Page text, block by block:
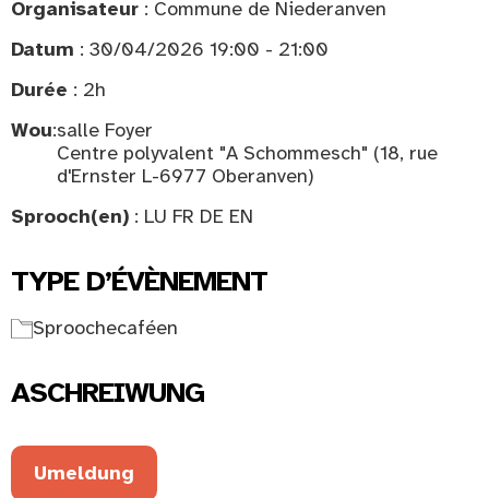
Organisateur : Commune de Niederanven
Datum : 30/04/2026 19:00 - 21:00
Durée : 2h
Wou:salle Foyer
Centre polyvalent "A Schommesch" (18, rue
d'Ernster L-6977 Oberanven)
Sprooch(en) : LU FR DE EN
TYPE D’ÉVÈNEMENT
Sproochecaféen
ASCHREIWUNG
Umeldung